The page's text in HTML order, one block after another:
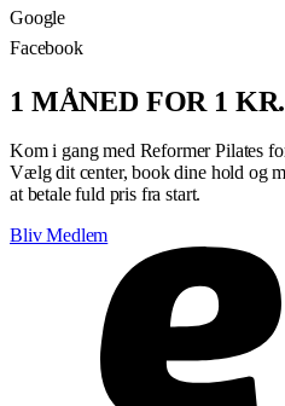
Google
Facebook
1 MÅNED FOR 1
Kom i gang med Reformer Pilates
Vælg dit center, book dine hold og
at betale fuld pris fra start.
Bliv Medlem